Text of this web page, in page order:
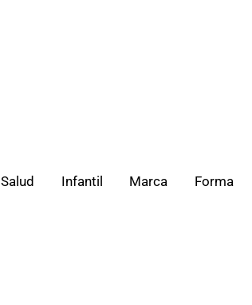
Salud Infantil Marca Forma